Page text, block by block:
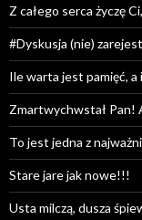
Z całego serca życzę
#Dyskusja (nie)
Ile warta jest pamięć, a
Zmartwychwstał Pan!
To jest jedna z
Stare jare jak nowe!!!
Usta milczą, dusza